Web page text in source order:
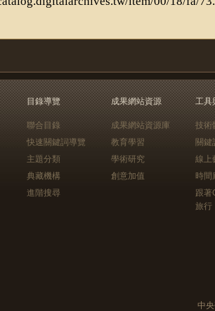
目錄導覽
聯合目錄
快速關鍵詞導覽
主題分類
典藏機構
進階搜尋
成果網站資源
成果網站資源庫
教育學習
學術研究
創意加值
工具
技術
關鍵
線上
時間
跟
旅行
中